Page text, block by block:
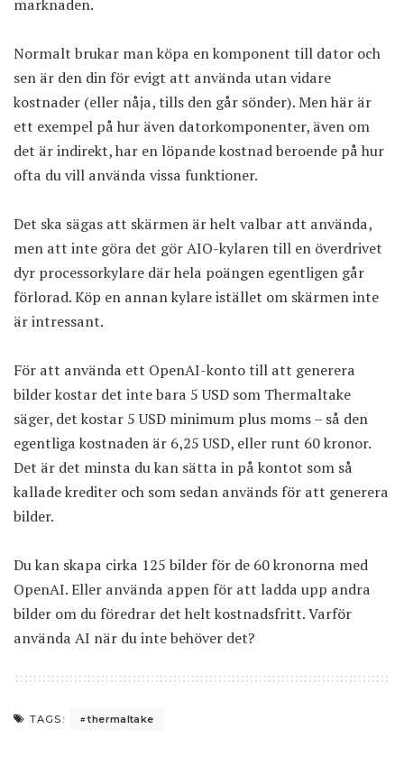
marknaden.
Normalt brukar man köpa en komponent till dator och
sen är den din för evigt att använda utan vidare
kostnader (eller nåja, tills den går sönder). Men här är
ett exempel på hur även datorkomponenter, även om
det är indirekt, har en löpande kostnad beroende på hur
ofta du vill använda vissa funktioner.
Det ska sägas att skärmen är helt valbar att använda,
men att inte göra det gör AIO-kylaren till en överdrivet
dyr processorkylare där hela poängen egentligen går
förlorad. Köp en annan kylare istället om skärmen inte
är intressant.
För att använda ett OpenAI-konto till att generera
bilder kostar det inte bara 5 USD som Thermaltake
säger, det kostar 5 USD minimum plus moms – så den
egentliga kostnaden är 6,25 USD, eller runt 60 kronor.
Det är det minsta du kan sätta in på kontot som så
kallade krediter och som sedan används för att generera
bilder.
Du kan skapa cirka 125 bilder för de 60 kronorna med
OpenAI. Eller använda appen för att ladda upp andra
bilder om du föredrar det helt kostnadsfritt. Varför
använda AI när du inte behöver det?
TAGS: thermaltake